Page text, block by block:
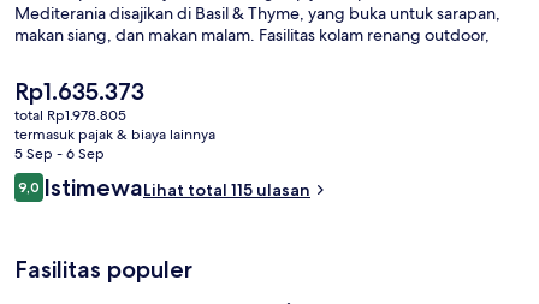
Mediterania disajikan di Basil & Thyme, yang buka untuk sarapan,
makan siang, dan makan malam. Fasilitas kolam renang outdoor,
mewah ini. . Para traveler menyukai staf.
Harga
saat
ini
Rp1.635.373
Rp1.635.373
total Rp1.978.805
termasuk pajak & biaya lainnya
5 Sep - 6 Sep
Ulasan
9,09,0 dari 10
IstimewaLihat total 115 ulasan
Fasilitas populer